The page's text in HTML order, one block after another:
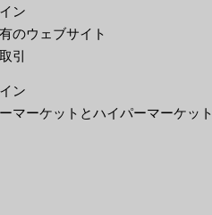
ン
のウェブサイト
引
ン
マーケットとハイパーマーケット